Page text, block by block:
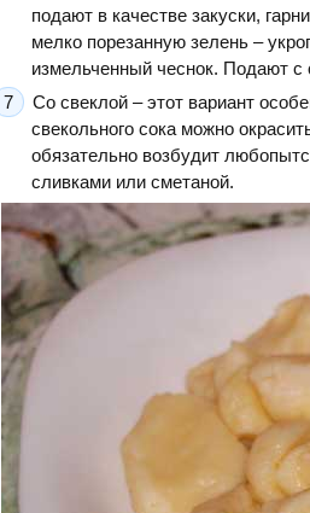
подают в качестве закуски,
мелко порезанную зелень –
измельченный чеснок. Подают
Со свеклой – этот вариант
свекольного сока можно
обязательно возбудит
сливками или сметаной.